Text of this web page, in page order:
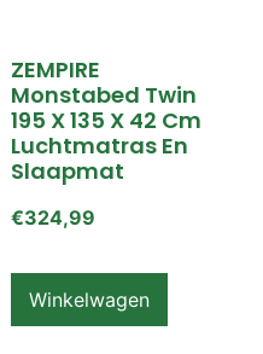
ZEMPIRE
Monstabed Twin
195 X 135 X 42 Cm
Luchtmatras En
Slaapmat
€324,99
Winkelwagen